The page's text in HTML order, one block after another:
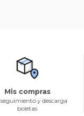
Mis compras
y descarga
boletas